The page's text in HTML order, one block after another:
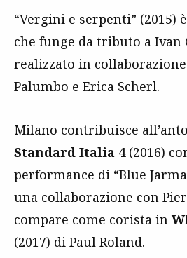
“Vergini e serpenti” (2015)
che funge da tributo a Ivan
realizzato in
Palumbo e Erica Scherl.
Milano contribuisce
Standard Italia 4(2016)
performance di “Blue
una collaborazione con
compare come corista in
(2017) di Paul Roland.